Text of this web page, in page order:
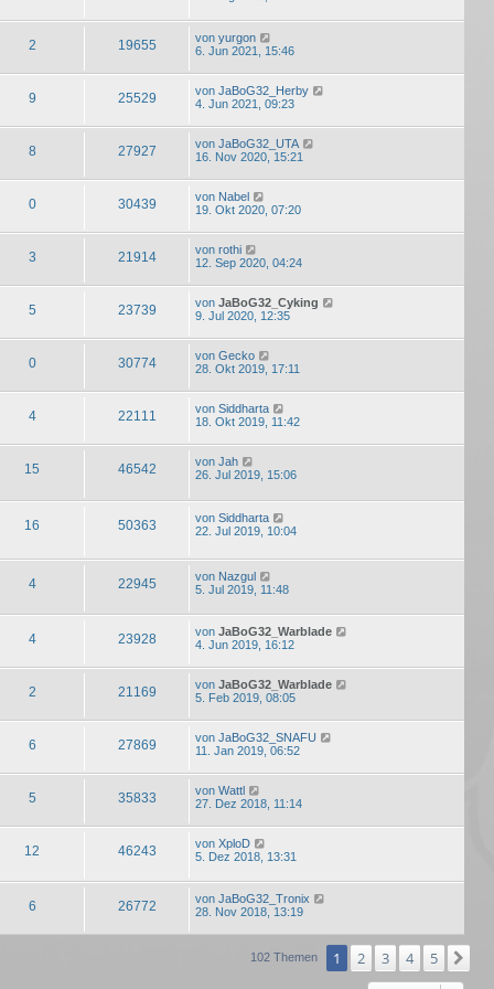
2 19655 von yurgon
6. Jun 2021, 15:46
9 25529 von JaBoG32_Herby
4. Jun 2021, 09:23
8 27927 von JaBoG32_UTA
16. Nov 2020, 15:21
0 30439 von Nabel
19. Okt 2020, 07:20
3 21914 von rothi
12. Sep 2020, 04:24
5 23739 von JaBoG32_Cyking
9. Jul 2020, 12:35
0 30774 von Gecko
28. Okt 2019, 17:11
4 22111 von Siddharta
18. Okt 2019, 11:42
15 46542 von Jah
26. Jul 2019, 15:06
16 50363 von Siddharta
22. Jul 2019, 10:04
4 22945 von Nazgul
5. Jul 2019, 11:48
4 23928 von JaBoG32_Warblade
4. Jun 2019, 16:12
2 21169 von JaBoG32_Warblade
5. Feb 2019, 08:05
6 27869 von JaBoG32_SNAFU
11. Jan 2019, 06:52
5 35833 von Wattl
27. Dez 2018, 11:14
12 46243 von XploD
5. Dez 2018, 13:31
6 26772 von JaBoG32_Tronix
28. Nov 2018, 13:19
102 Themen 1 2 3 4 5